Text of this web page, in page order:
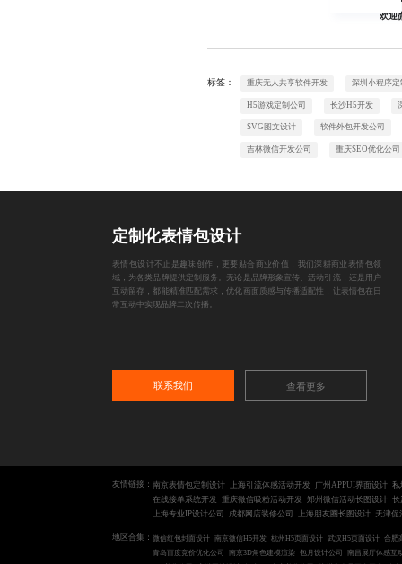
欢迎
标签： 重庆无人共享软件开发 深圳小程序定
H5游戏定制公司 长沙H5开发
SVG图文设计 软件外包开发公司
吉林微信开发公司 重庆SEO优化公司
定制化表情包设计
表情包设计不止是趣味创作，更要贴合商业价值，我们深耕商业表情包领
域，为各类品牌提供定制服务。无论是品牌形象宣传、活动引流，还是用户
互动留存，都能精准匹配需求，优化画面质感与传播适配性，让表情包在日
常互动中实现品牌二次传播。
联系我们 查看更多
友情链接： 南京表情包定制设计 上海引流体感活动开发 广州APPUI界面设计 私
在线接单系统开发 重庆微信吸粉活动开发 郑州微信活动长图设计 长
上海专业IP设计公司
成都网店装修公司 上海朋友圈长图设计 天津促
地区合集： 微信红包封面设计 南京微信H5开发 杭州H5页面设计 武汉H5页面设计 合肥
青岛百度竞价优化公司
南京3D角色建模渲染 包月设计公司
南昌展厅体感互